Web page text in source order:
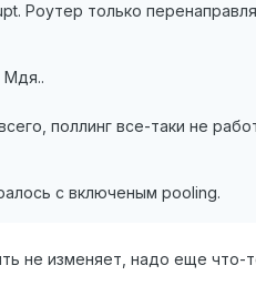
Роутер только
Мдя..
поллинг все-таки не
с включеным pooling.
не изменяет, надо еще что-